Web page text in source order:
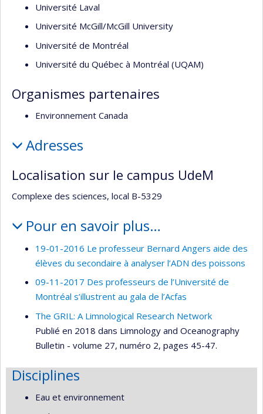
Université Laval
Université McGill/McGill University
Université de Montréal
Université du Québec à Montréal (UQAM)
Organismes partenaires
Environnement Canada
Adresses
Localisation sur le campus UdeM
Complexe des sciences, local B-5329
Pour en savoir plus…
19-01-2016 Le professeur Bernard Angers aide des
élèves du secondaire à analyser l’ADN des poissons
09-11-2017 Des professeurs de l’Université de
Montréal s’illustrent au gala de l’Acfas
The GRIL: A Limnological Research Network
Publié en 2018 dans Limnology and Oceanography
Bulletin - volume 27, numéro 2, pages 45-47.
Disciplines
Eau et environnement